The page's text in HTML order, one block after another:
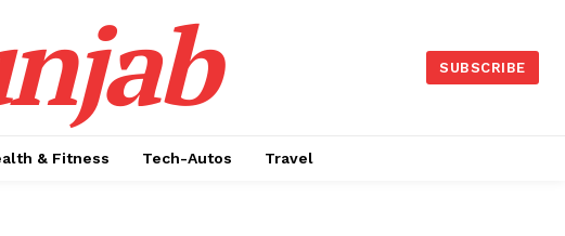
SUBSCRIBE
& Fitness Tech-Autos Travel